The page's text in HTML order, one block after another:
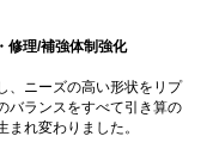
修理/補強体制強化
、ニーズの高い形状をリプ
バランスをすべて引き算の
れ変わりました。